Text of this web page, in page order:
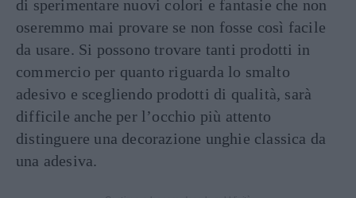
di sperimentare nuovi colori e fantasie che non
oseremmo mai provare se non fosse così facile
da usare. Si possono trovare tanti prodotti in
commercio per quanto riguarda lo smalto
adesivo e scegliendo prodotti di qualità, sarà
difficile anche per l’occhio più attento
distinguere una decorazione unghie classica da
una adesiva.